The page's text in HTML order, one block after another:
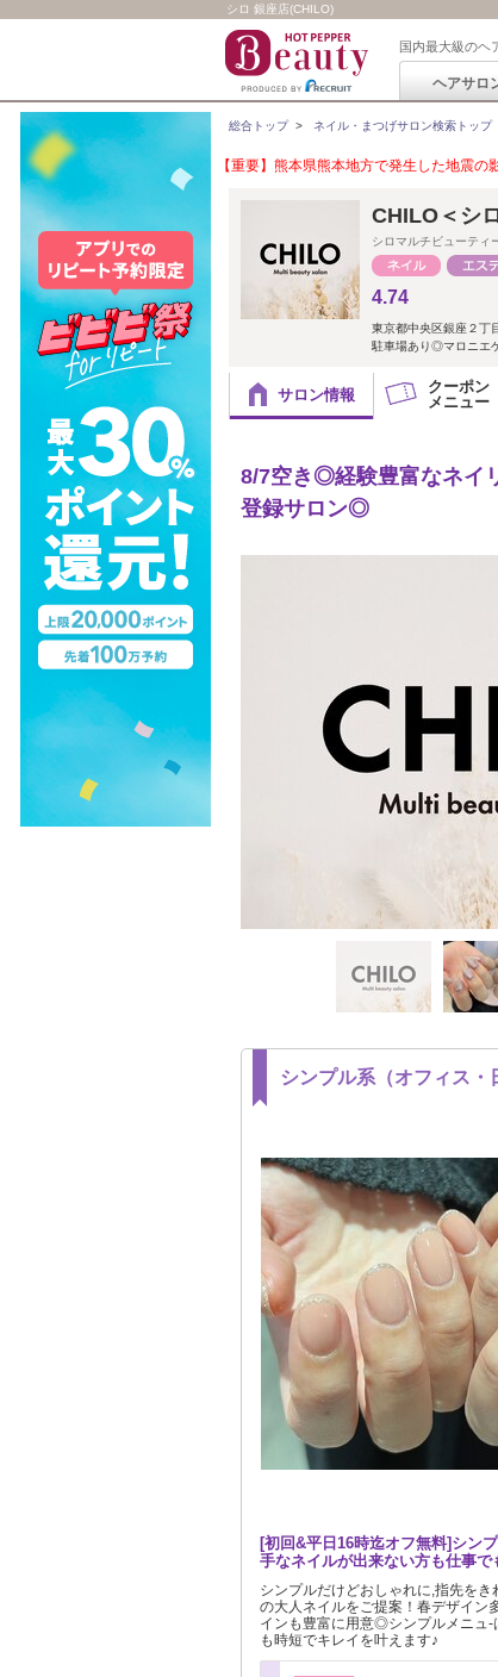
シロ 銀座店(CHILO)
国内最大級のヘ
ヘアサロ
総合トップ> ネイル・まつげサロン検索トップ
【重要】熊本県熊本地方で発生した地震
CHILO＜シ
シロマルチビューティ
4.74
東京都中央区銀座２
駐車場あり◎マロニエ
サロン情報
クーポン
メニュー
8/7空き◎経験豊富なネイ
登録サロン◎
シンプル系（オフィス・
[初回&平日16時迄オフ無料]シン
手なネイルが出来ない方も仕事で
シンプルだけどおしゃれに,指先を
の大人ネイルをご提案！春デザイ
インも豊富に用意◎シンプルメニュ
も時短でキレイを叶えます♪